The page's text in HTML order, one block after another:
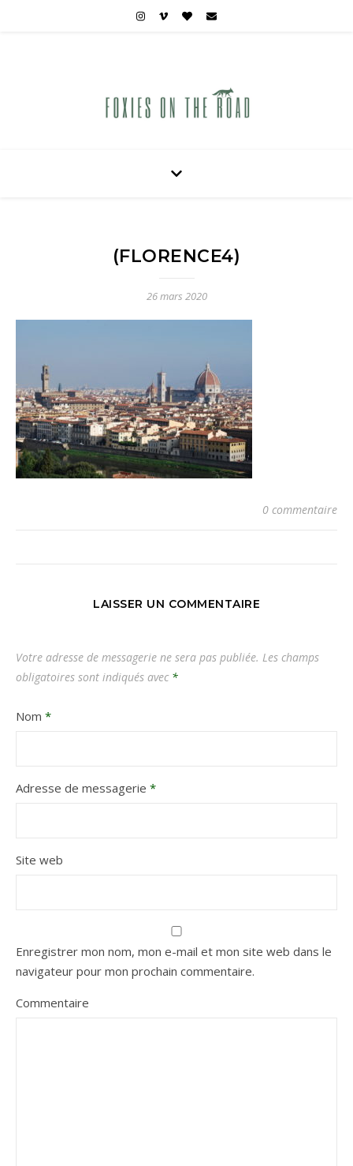
(FLORENCE4)
26 mars 2020
0 commentaire
LAISSER UN COMMENTAIRE
Votre adresse de messagerie ne sera pas publiée. Les champs
obligatoires sont indiqués avec *
Nom *
Adresse de messagerie *
Site web
Enregistrer mon nom, mon e-mail et mon site web dans le
navigateur pour mon prochain commentaire.
Commentaire